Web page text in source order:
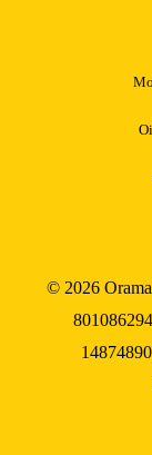
© 2026